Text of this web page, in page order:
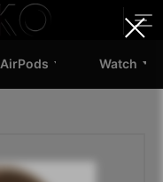
AirPods Watch